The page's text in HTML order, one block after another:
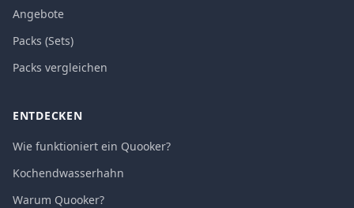
Angebote
Packs (Sets)
Packs vergleichen
ENTDECKEN
Wie funktioniert ein Quooker?
Kochendwasserhahn
Warum Quooker?